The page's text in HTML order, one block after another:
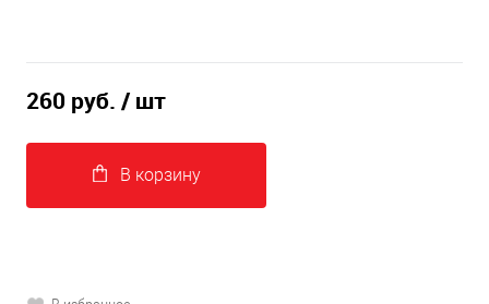
260 руб. / шт
В корзину